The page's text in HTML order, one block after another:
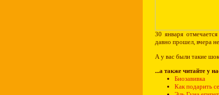
30 января
давно прошел, вчера
А у вас были такие
...а также читайте у
Биозавивка
Как подарить